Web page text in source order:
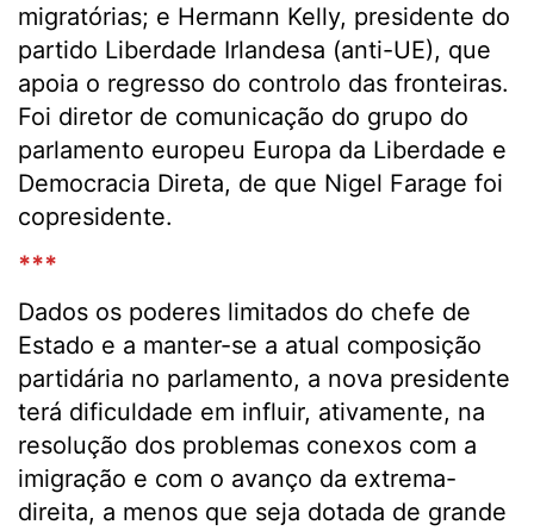
migratórias; e Hermann Kelly, presidente do
partido Liberdade Irlandesa (anti-UE), que
apoia o regresso do controlo das fronteiras.
Foi diretor de comunicação do grupo do
parlamento europeu Europa da Liberdade e
Democracia Direta, de que Nigel Farage foi
copresidente.
***
Dados os poderes limitados do chefe de
Estado e a manter-se a atual composição
partidária no parlamento, a nova presidente
terá dificuldade em influir, ativamente, na
resolução dos problemas conexos com a
imigração e com o avanço da extrema-
direita, a menos que seja dotada de grande